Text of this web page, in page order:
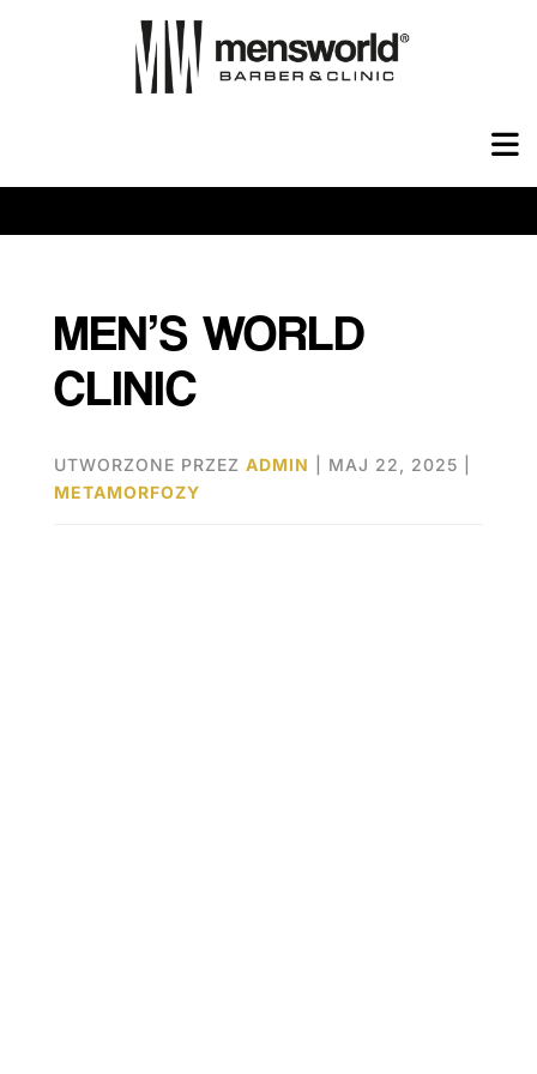
MEN’S WORLD
CLINIC
UTWORZONE PRZEZ ADMIN MAJ 22, 2025
METAMORFOZY